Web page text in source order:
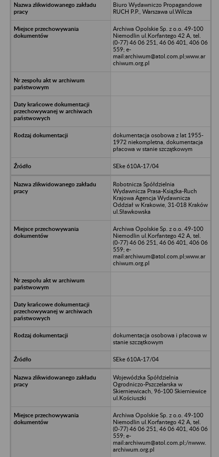
Biuro Wydawniczo Propagandowe
RUCH P.P., Warszawa ul.Wilcza
Archiwa Opolskie Sp. z o.o. 49-100
Niemodlin ul.Korfantego 42 A, tel.
(0-77) 46 06 251, 46 06 401, 406 06
559; e-
mail:archiwum@atol.com.pl;www.ar
chiwum.org.pl
dokumentacja osobowa z lat 1955-
1972 niekompletna, dokumentacja
płacowa w stanie szczątkowym
SEke 610A-17/04
Robotnicza Spółdzielnia
Wydawnicza Prasa-Książka-Ruch
Krajowa Agencja Wydawnicza
Oddział w Krakowie, 31-018 Kraków
ul.Sławkowska
Archiwa Opolskie Sp. z o.o. 49-100
Niemodlin ul.Korfantego 42 A, tel.
(0-77) 46 06 251, 46 06 401, 406 06
559; e-
mail:archiwum@atol.com.pl;www.ar
chiwum.org.pl
dokumentacja osobowa i płacowa w
stanie szczątkowym
SEke 610A-17/04
Wojewódzka Spółdzielnia
Ogrodniczo-Pszczelarska w
Skierniewicach, 96-100 Skierniewice
ul.Kościuszki
Archiwa Opolskie Sp. z o.o. 49-100
Niemodlin ul.Korfantego 42 A, tel.
(0-77) 46 06 251, 46 06 401, 406 06
559; e-
mail:archiwum@atol.com.pl;/nwww.
archiwum.org.pl